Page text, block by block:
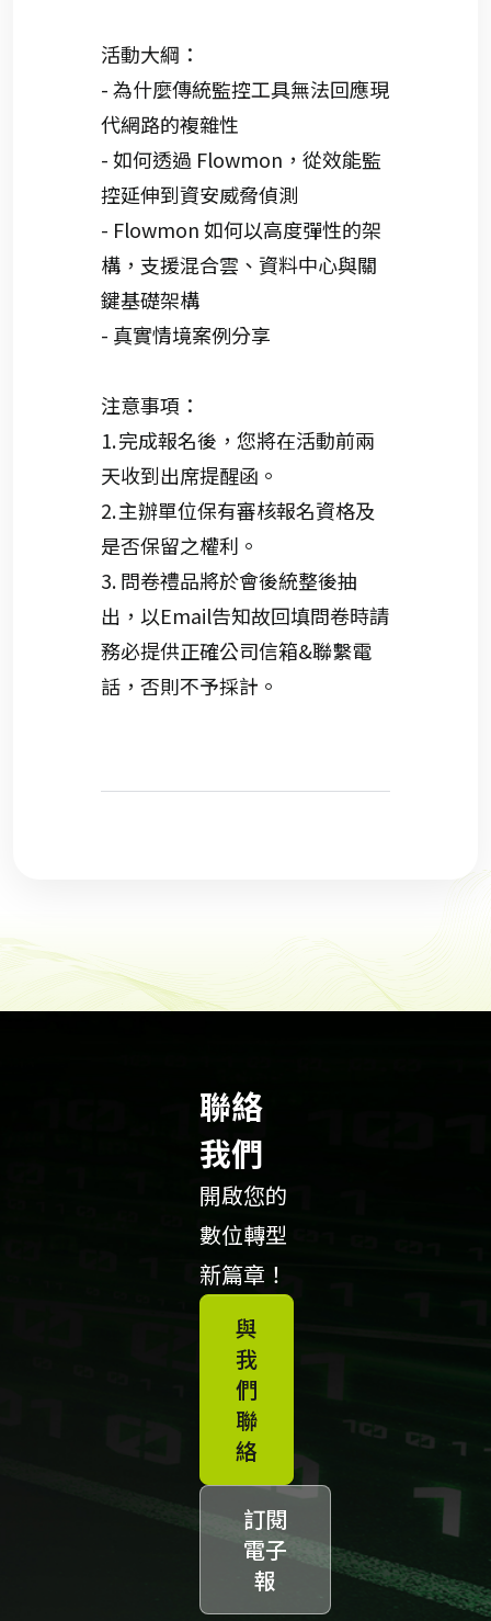
活動大綱 ：
- 為什麼傳統監控工具無法回應現
代網路的複雜性
- 如何透過 Flowmon ，從效能監
控延伸到資安威脅偵測
- Flowmon如何以高度彈性的架
構，支援混合雲、資料中心與關
鍵基礎架構
- 真實情境案例分享
注意事項：
1.完成報名後，您將在活動前兩
天收到出席提醒函 。
2.主辦單位保有審核報名資格及
是否保留之權利 。
3.問卷禮品將於會後統整後抽
出 ，以Email告知故回填問卷時請
務必提供正確公司信箱&聯繫電
話，否則不予採計。
聯絡
我們
開啟您的
數位轉型
新篇章！
與
我
們
聯
絡
訂閱
電子
報